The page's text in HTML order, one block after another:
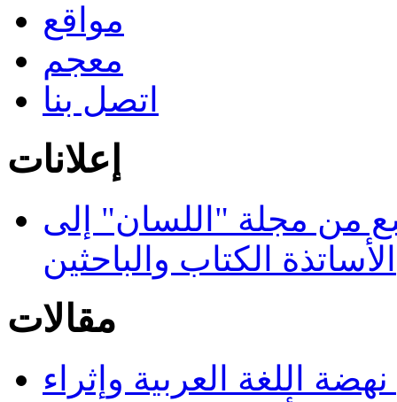
مواقع
معجم
اتصل بنا
إعلانات
من مجلة "اللسان" إلى
الأساتذة الكتاب والباحثين
مقالات
اللغة العربية وإثراء